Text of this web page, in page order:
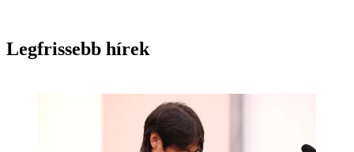
Legfrissebb hírek